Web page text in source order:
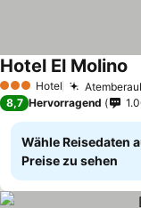
3 SterneHotel
Hotel El Molino
8,7 Hervorragend
Wähle Reisedaten
Preise zu sehen